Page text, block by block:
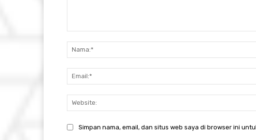
Simpan nama, email, dan situs web saya di browser ini